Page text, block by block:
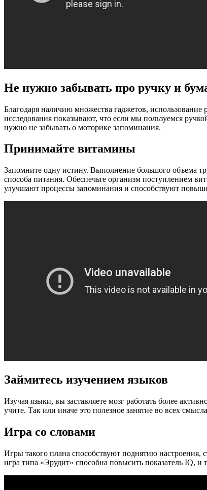
Не нужно забывать про ручку и
Благодаря наличию множества гаджетов,
исследования показывают, что если мы пользуемся
нужно не забывать о моторике запоминания.
Принимайте витамины
Запомните одну истину. Выполнение большого объема
способа питания. Обеспечьте организм поступлением
улучшают процессы запоминания и способствуют
Займитесь изучением языков
Изучая языки, вы заставляете мозг работать более
учите. Так или иначе это полезное занятие во всех
Игра со словами
Игры такого плана способствуют поднятию
игра типа «Эрудит» способна повысить показатель IQ,